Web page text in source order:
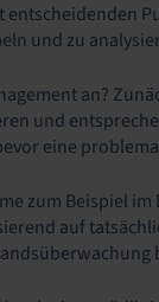
und zu
an?
und
eine
zum Beispiel
auf